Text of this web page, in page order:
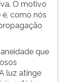
O motivo
como nós
que
luz atinge